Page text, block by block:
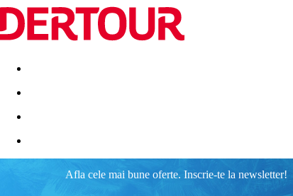
Destinatii Vacanta perfecta OFERTE DE NERATAT
Afla cele mai bune oferte. Inscrie-te la newsletter!